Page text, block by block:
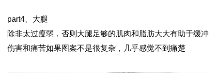
part4、大腿
除非太过瘦弱，否则大腿足够的肌肉和脂肪大大有助于缓冲
伤害和痛苦如果图案不是很复杂，几乎感觉不到痛楚